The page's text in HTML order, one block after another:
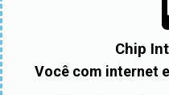
Chip
Você com internet